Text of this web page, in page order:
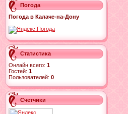
Погода
Погода в Калаче-на-Дону
Статистика
Онлайн всего: 1
Гостей: 1
Пользователей: 0
Счетчики